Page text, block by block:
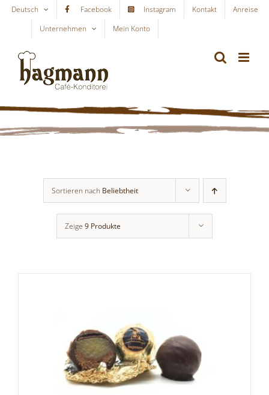
Skip
content
Deutsch Facebook Instagram Kontakt
Anreise
Unternehmen
Mein Konto
Sortieren nach Beliebtheit
Zeige 9 Produkte